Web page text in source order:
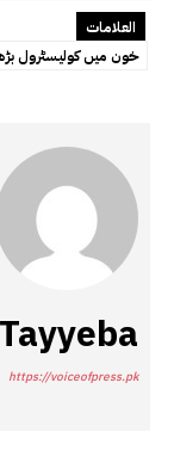
العلامات
خون میں کولیسٹرول
Tayyeba
https://voiceofpress.pk